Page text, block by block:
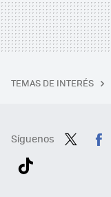
TEMAS DE INTERÉS
Síguenos